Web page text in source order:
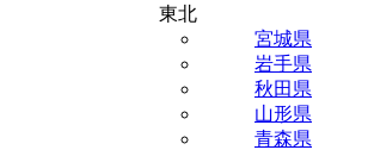
東北
宮城県
岩手県
秋田県
山形県
青森県